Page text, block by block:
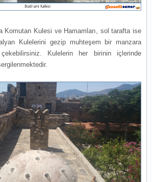
Komutan Kulesi ve Hamamları, sol tarafta ise
Kulelerini gezip muhteşem bir manzara
Kulelerin her birinin içlerinde